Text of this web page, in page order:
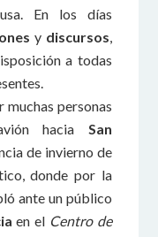
En los días
y discursos,
a todas
muchas personas
hacia San
de invierno de
donde por la
ante un público
en el Centro de